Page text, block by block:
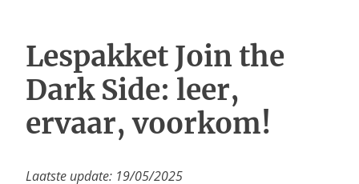
Lespakket Join the
Dark Side: leer,
ervaar, voorkom!
Laatste update: 19/05/2025